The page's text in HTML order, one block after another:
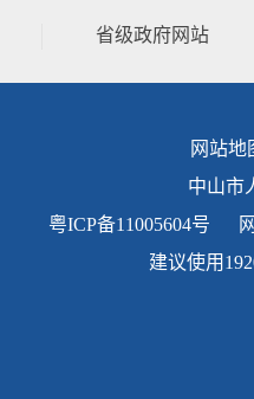
省级政府网站
网站地
中山市
粤ICP备11005604号
建议使用